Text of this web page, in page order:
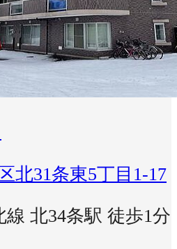
北31条東5丁目1-17
北34条駅 徒歩1分